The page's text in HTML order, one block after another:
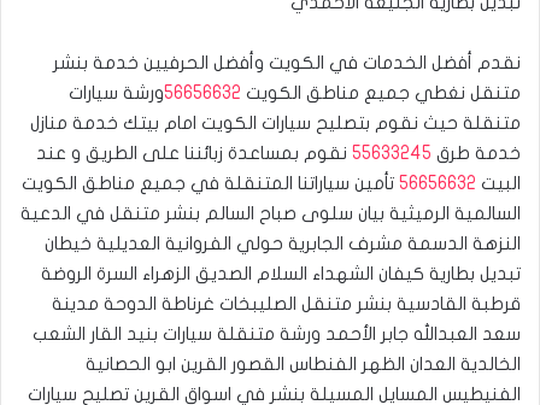
نقدم أفضل الخدمات في الكويت وأفضل الحرفيين خدمة بنشر
متنقل نغطي جميع مناطق الكويت 56656632ورشة سيارات
متنقلة حيث نقوم بتصليح سيارات الكويت امام بيتك خدمة منازل
خدمة طرق 55633245 نقوم بمساعدة زبائننا على الطريق و عند
البيت 56656632 تأمين سياراتنا المتنقلة في جميع مناطق الكويت
السالمية الرميثية بيان سلوى صباح السالم بنشر متنقل في الدعية
النزهة الدسمة مشرف الجابرية حولي الفروانية العديلية خيطان
تبديل بطارية كيفان الشهداء السلام الصديق الزهراء السرة الروضة
قرطبة القادسية بنشر متنقل الصليبخات غرناطة الدوحة مدينة
سعد العبدالله جابر الأحمد ورشة متنقلة سيارات بنيد القار الشعب
الخالدية العدان الظهر الفنطاس القصور القرين ابو الحصانية
الفنيطيس المسايل المسيلة بنشر في اسواق القرين تصليح سيارات